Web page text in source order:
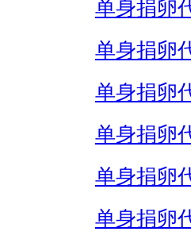
单身捐卵
单身捐卵
单身捐卵
单身捐卵
单身捐卵
单身捐卵